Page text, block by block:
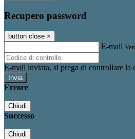
Recupero password
button close ×
E-mail
E-mail inviata, si prega di controllare la
Errore
Chiudi
Successo
Chiudi